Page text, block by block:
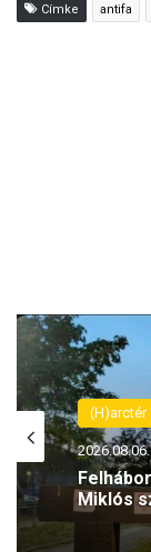
Címke antifa
(H)arctér
2026.08.06.
Miklós